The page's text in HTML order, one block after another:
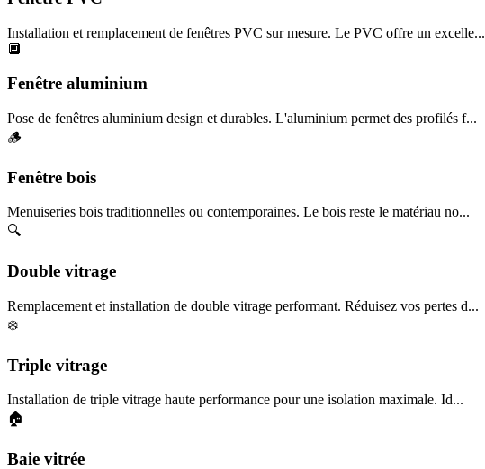
Installation et remplacement de fenêtres PVC sur mesure. Le PVC offre un excelle...
🔲
Fenêtre aluminium
Pose de fenêtres aluminium design et durables. L'aluminium permet des profilés f...
🪵
Fenêtre bois
Menuiseries bois traditionnelles ou contemporaines. Le bois reste le matériau no...
🔍
Double vitrage
Remplacement et installation de double vitrage performant. Réduisez vos pertes d...
❄️
Triple vitrage
Installation de triple vitrage haute performance pour une isolation maximale. Id...
🏠
Baie vitrée